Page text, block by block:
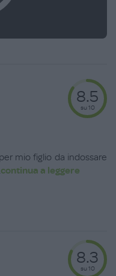
8.5
su 10
mio figlio da indossare
continua a leggere
8.3
su 10